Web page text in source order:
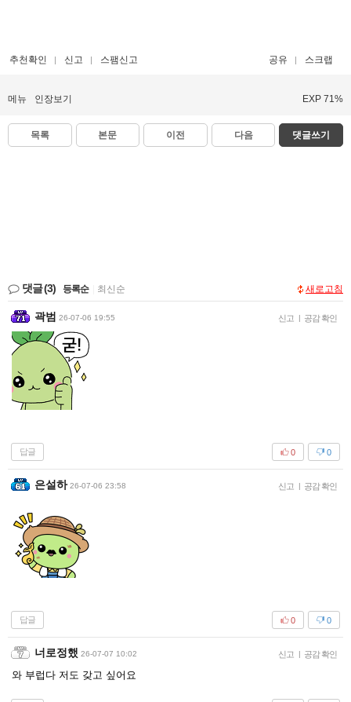
추천확인 신고 스팸신고 공유 스크랩
메뉴 인장보기 EXP 71%
목록 본문 이전 다음 댓글쓰기
댓글(3) 등록순 최신순 새로고침
곽범 26-07-06 19:55 신고 공감 확인
답글 0
0
은설하 26-07-06 23:58 신고 공감 확인
답글 0
0
너로정했 26-07-07 10:02 신고 공감 확인
와 부럽다 저도 갖고 싶어요